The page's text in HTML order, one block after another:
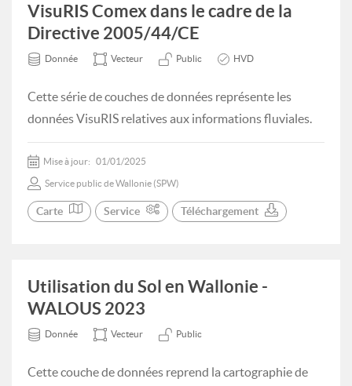
VisuRIS Comex dans le cadre de la
Directive 2005/44/CE
Donnée Vecteur Public HVD
Cette série de couches de données représente les
données VisuRIS relatives aux informations fluviales.
Mise à jour: 01/01/2025
Service public de Wallonie (SPW)
Carte Service Téléchargement
Utilisation du Sol en Wallonie -
WALOUS 2023
Donnée Vecteur Public
Cette couche de données reprend la cartographie de